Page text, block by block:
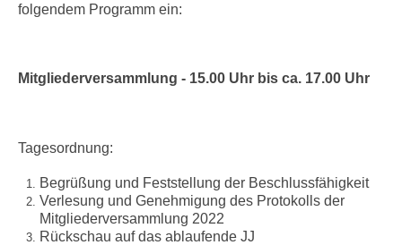
folgendem Programm ein:
Mitgliederversammlung - 15.00 Uhr bis ca. 17.00 Uhr
Tagesordnung:
Begrüßung und Feststellung der Beschlussfähigkeit
Verlesung und Genehmigung des Protokolls der
Mitgliederversammlung 2022
Rückschau auf das ablaufende JJ